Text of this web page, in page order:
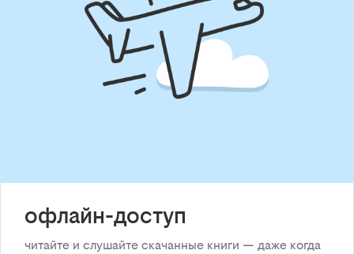
офлайн-доступ
читайте и слушайте скачанные книги — даже когда